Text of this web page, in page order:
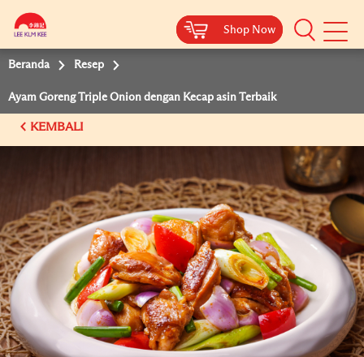
Shop Now
Shop Now
Beranda Resep
Ayam Goreng Triple Onion dengan Kecap asin Terbaik
KEMBALI